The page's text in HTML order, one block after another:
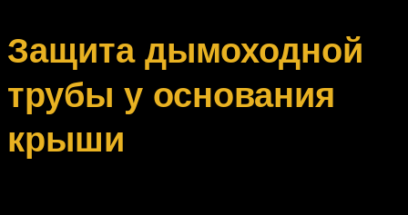
Защита дымоходной
трубы у основания
крыши